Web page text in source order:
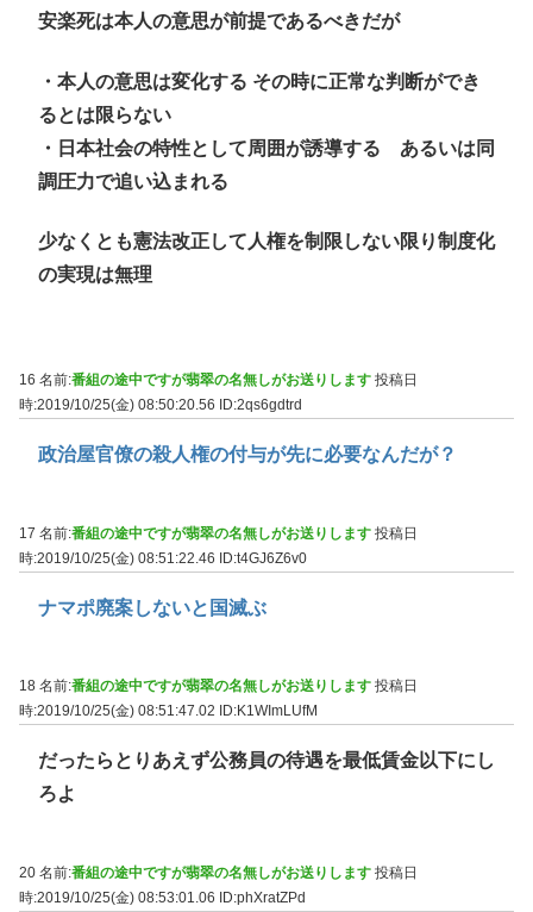
安楽死は本人の意思が前提であるべきだが
・本人の意思は変化する その時に正常な判断ができ
るとは限らない
・日本社会の特性として周囲が誘導する あるいは同
調圧力で追い込まれる
少なくとも憲法改正して人権を制限しない限り制度化
の実現は無理
16 名前:番組の途中ですが翡翠の名無しがお送りします 投稿日
時:2019/10/25(金) 08:50:20.56
ID:2qs6gdtrd
政治屋官僚の殺人権の付与が先に必要なんだが？
17 名前:番組の途中ですが翡翠の名無しがお送りします 投稿日
時:2019/10/25(金) 08:51:22.46 ID:t4GJ6Z6v0
ナマポ廃案しないと国滅ぶ
18 名前:番組の途中ですが翡翠の名無しがお送りします 投稿日
時:2019/10/25(金) 08:51:47.02
ID:K1WImLUfM
だったらとりあえず公務員の待遇を最低賃金以下にし
ろよ
20 名前:番組の途中ですが翡翠の名無しがお送りします 投稿日
時:2019/10/25(金) 08:53:01.06 ID:phXratZPd